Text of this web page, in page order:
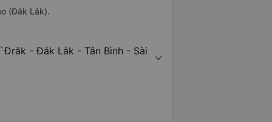
(Đắk Lắk).
- Đắk Lắk - Tân Bình - Sài